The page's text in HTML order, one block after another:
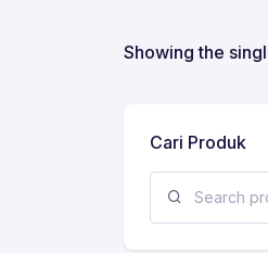
Showing the
Cari Produk
Search for: